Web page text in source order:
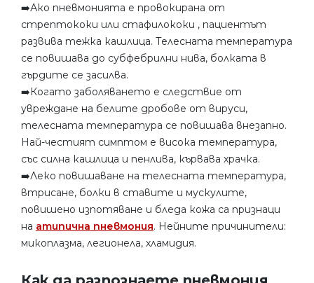
➡️Ако пневмонията е провокирана от
стрептококи или стафилококи , пациентът
развива тежка кашлица. Телесната температура
се повишава до субфебрилни нива, болката в
гърдите се засилва.
➡️Когато заболяването е следствие от
увреждане на белите дробове от вируси,
телесната температура се повишава внезапно.
Най-честият симптом е висока температура,
със силна кашлица и пенлива, кървава храчка.
➡️Леко повишаване на телесната температура,
втрисане, болки в ставите и мускулите,
повишено изпотяване и бледа кожа са признаци
на атипична пневмония. Нейните причинители:
микоплазма, легионела, хламидия.